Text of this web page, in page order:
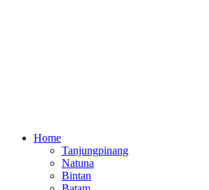
Home
Tanjungpinang
Natuna
Bintan